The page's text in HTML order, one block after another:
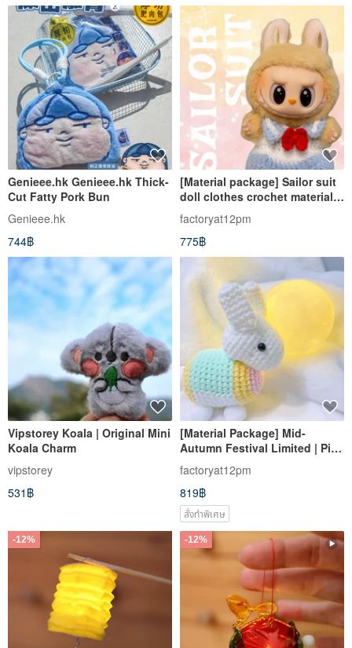
Genieee.hk Genieee.hk Thick-
Cut Fatty Pork Bun
Genieee.hk
744฿
[Material package] Sailor suit
doll clothes crochet material
package
factoryat12pm
775฿
Vipstorey Koala | Original Mini
Koala Charm
vipstorey
531฿
[Material Package] Mid-
Autumn Festival Limited | Pink
Traditional Mid-Autumn
Rabbit Doll
factoryat12pm
819฿
สั่งทำพิเศษ
-12% -12%